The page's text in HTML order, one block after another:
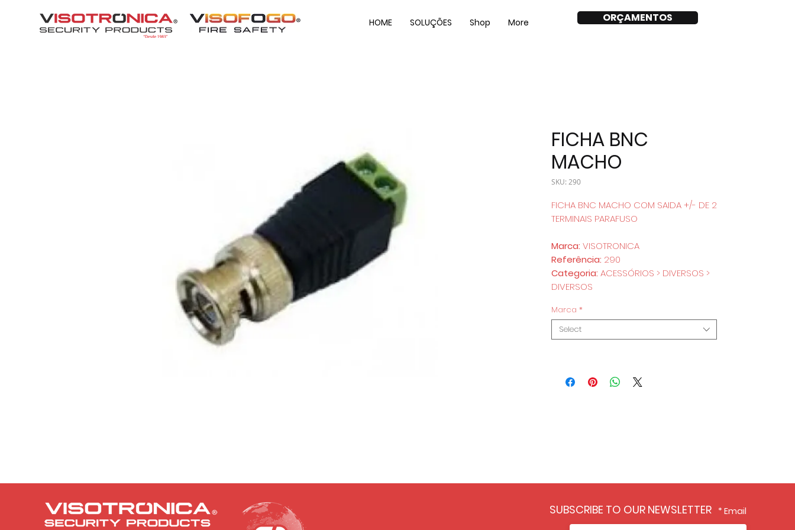
HOME SOLUÇÕES Shop More ORÇAMENTOS
FICHA BNC
MACHO
SKU: 290
FICHA BNC MACHO COM SAIDA +/- DE 2
TERMINAIS PARAFUSO
Marca: VISOTRONICA
Referência: 290
Categoria: ACESSÓRIOS > DIVERSOS >
DIVERSOS
Marca *
Select
SUBSCRIBE TO OUR NEWSLETTER Email